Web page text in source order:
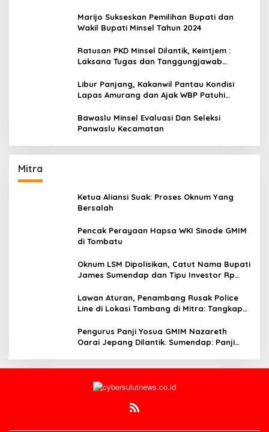
Marijo Sukseskan Pemilihan Bupati dan
Wakil Bupati Minsel Tahun 2024
Ratusan PKD Minsel Dilantik, Keintjem :
Laksana Tugas dan Tanggungjawab
Libur Panjang, Kakanwil Pantau Kondisi
Lapas Amurang dan Ajak WBP Patuhi
Bawaslu Minsel Evaluasi Dan Seleksi
Panwaslu Kecamatan
Mitra
Ketua Aliansi Suak: Proses Oknum Yang
Bersalah
Pencak Perayaan Hapsa WKI Sinode GMIM
di Tombatu
Oknum LSM Dipolisikan, Catut Nama Bupati
James Sumendap dan Tipu Investor Rp
Lawan Aturan, Penambang Rusak Police
Line di Lokasi Tambang di Mitra: Tangkap
Pengurus Panji Yosua GMIM Nazareth
Oarai Jepang Dilantik. Sumendap: Panji